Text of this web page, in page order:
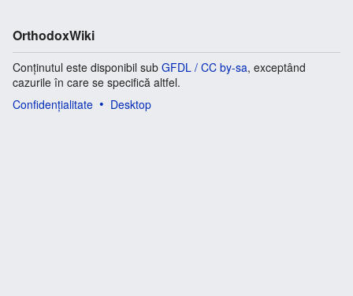
OrthodoxWiki
Conținutul este disponibil sub GFDL / CC by-sa, exceptând
cazurile în care se specifică altfel.
Confidențialitate
Desktop